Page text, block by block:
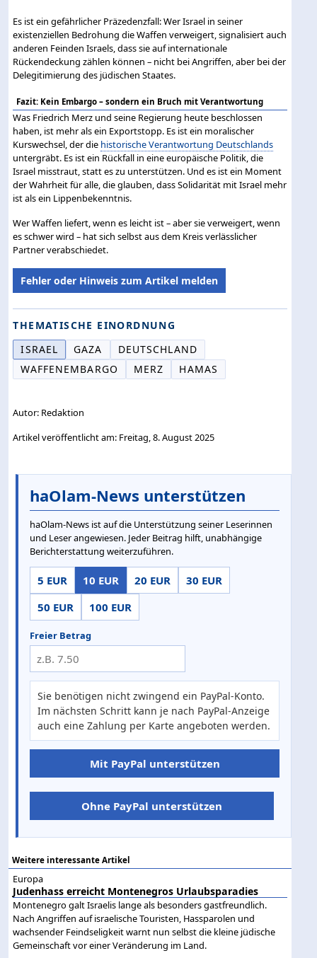
Es ist ein gefährlicher Präzedenzfall: Wer Israel in seiner
existenziellen Bedrohung die Waffen verweigert, signalisiert auch
anderen Feinden Israels, dass sie auf internationale
Rückendeckung zählen können – nicht bei Angriffen, aber bei der
Delegitimierung des jüdischen Staates.
Fazit: Kein Embargo – sondern ein Bruch mit Verantwortung
Was Friedrich Merz und seine Regierung heute beschlossen
haben, ist mehr als ein Exportstopp. Es ist ein moralischer
Kurswechsel, der die historische Verantwortung Deutschlands
untergräbt. Es ist ein Rückfall in eine europäische Politik, die
Israel misstraut, statt es zu unterstützen. Und es ist ein Moment
der Wahrheit für alle, die glauben, dass Solidarität mit Israel mehr
ist als ein Lippenbekenntnis.
Wer Waffen liefert, wenn es leicht ist – aber sie verweigert, wenn
es schwer wird – hat sich selbst aus dem Kreis verlässlicher
Partner verabschiedet.
Fehler oder Hinweis zum Artikel melden
THEMATISCHE EINORDNUNG
ISRAEL
GAZA
DEUTSCHLAND
WAFFENEMBARGO
MERZ HAMAS
Autor: Redaktion
Artikel veröffentlicht am: Freitag, 8. August 2025
haOlam-News unterstützen
haOlam-News ist auf die Unterstützung seiner Leserinnen
und Leser angewiesen. Jeder Beitrag hilft, unabhängige
Berichterstattung weiterzuführen.
5 EUR 10 EUR 20 EUR
30 EUR
50 EUR
100 EUR
Freier Betrag
Sie benötigen nicht zwingend ein PayPal-Konto.
Im nächsten Schritt kann je nach PayPal-Anzeige
auch eine Zahlung per Karte angeboten werden.
Mit PayPal unterstützen
Ohne PayPal unterstützen
Weitere interessante Artikel
Europa
Judenhass erreicht Montenegros Urlaubsparadies
Montenegro galt Israelis lange als besonders gastfreundlich.
Nach Angriffen auf israelische Touristen, Hassparolen und
wachsender Feindseligkeit warnt nun selbst die kleine jüdische
Gemeinschaft vor einer Veränderung im Land.